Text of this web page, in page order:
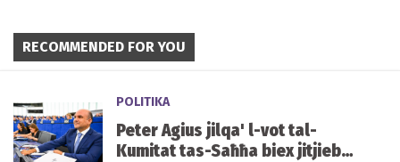
RECOMMENDED FOR YOU
POLITIKA
Peter Agius jilqa' l-vot tal-
Kumitat tas-Saħħa biex jitjiebu